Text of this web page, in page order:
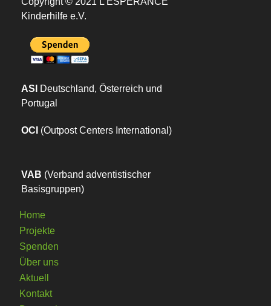
Ein Spielplatz für Akaki
news
news
Beschenkt!
news
Kinderhilfe e.V.
ASI
Deutschland, Österreich und
Portugal
OCI (Outpost Centers International)
VAB (Verband adventistischer
Basisgruppen)
Home
Projekte
Spenden
Über uns
Aktuell
Kontakt